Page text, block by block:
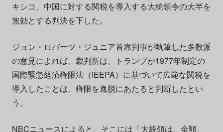
キシコ、中国に対する関税を導入する大統領令の大半を
無効とする判決を下した。
ジョン・ロバーツ・ジュニア首席判事が執筆した多数派
の意見によれば、裁判所は、トランプが1977年制定の
国際緊急経済権限法（IEEPA）に基づいて広範な関税を
導入したことは、権限を逸脱にあたると判断したとい
う。
NBCニュースによると、そこには「大統領は、金額、